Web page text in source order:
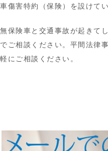
車傷害特約（保険）を設けて
無保険車と交通事故が起きて
でご相談ください。平間法律
軽にご相談ください。